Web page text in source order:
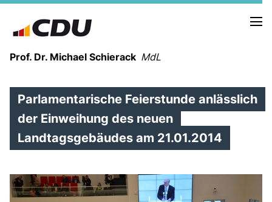
Prof. Dr. Michael Schierack MdL
NEUIGKEITEN
LEBENSLAUF
AUSBILDUNG UND WEGMARKEN
BERUFUNG UND MENSCH
Parlamentarische Feierstunde anlässlich
der Einweihung des neuen
Landtagsgebäudes am 21.01.2014